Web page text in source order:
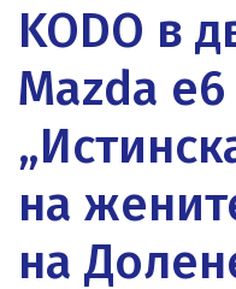
KODO в
Mazda e6
на
на